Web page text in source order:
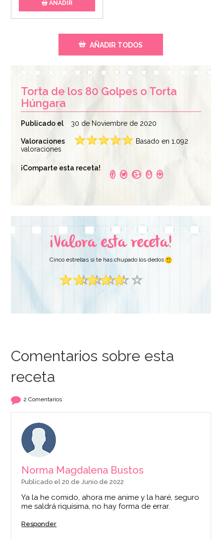
AÑADIR
AÑADIR TODOS
Torta de los 80 Golpes o Torta
Húngara
Publicado el 30 de Noviembre de 2020
Valoraciones
Basado en 1.092
valoraciones
¡Comparte esta receta!
¡Valora esta receta!
Cinco estrellas si te has chupado los dedos
Comentarios sobre esta
receta
2 Comentarios
Norma Magdalena Bustos
Publicado el 20 de Junio de 2022
Ya la he comido, ahora me anime y la haré, seguro
me saldrá riquísima, no hay forma de errar.
Responder